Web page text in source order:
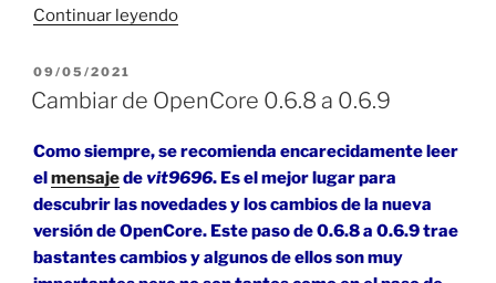
Continuar leyendo«macOS
en
Aorus
Elite»
PUBLICADO
EL
09/05/2021
Cambiar de OpenCore 0.6.8 a 0.6.9
Como siempre, se recomienda encarecidamente leer
elmensajedevit9696. Es el mejor lugar para
descubrir las novedades y los cambios de la nueva
versión de OpenCore. Este paso de 0.6.8 a 0.6.9 trae
bastantes cambios y algunos de ellos son muy